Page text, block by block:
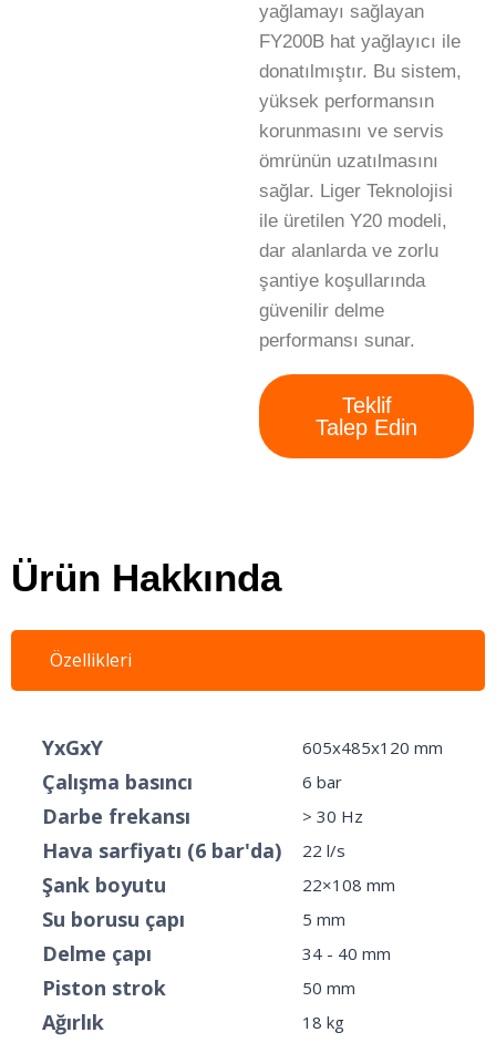
yağlamayı sağlayan
FY200B hat yağlayıcı ile
donatılmıştır. Bu sistem,
yüksek performansın
korunmasını ve servis
ömrünün uzatılmasını
sağlar. Liger Teknolojisi
ile üretilen Y20 modeli,
dar alanlarda ve zorlu
şantiye koşullarında
güvenilir delme
performansı sunar.
Teklif
Talep Edin
Ürün Hakkında
Özellikleri
YxGxY 605x485x120 mm
Çalışma basıncı 6 bar
Darbe frekansı > 30 Hz
Hava sarfiyatı (6 bar'da) 22 l/s
Şank boyutu 22×108 mm
Su borusu çapı 5 mm
Delme çapı 34 - 40 mm
Piston strok 50 mm
Ağırlık 18 kg